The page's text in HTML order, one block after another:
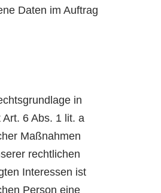
Daten im Auftrag
in
6 Abs. 1 lit. a
Maßnahmen
rechtlichen
Interessen ist
Person eine